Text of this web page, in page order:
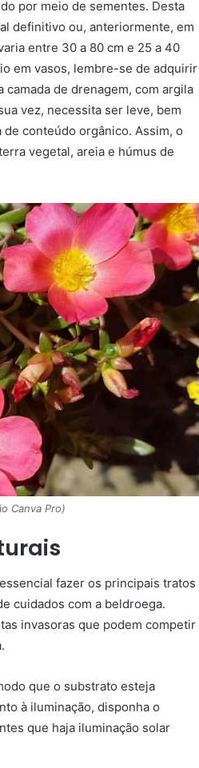
por meio de sementes. Desta
definitivo ou, anteriormente, em
entre 30 a 80 cm e 25 a 40
em vasos, lembre-se de adquirir
de drenagem, com argila
vez, necessita ser leve, bem
conteúdo orgânico. Assim, o
vegetal, areia e húmus de
Canva Pro)
fazer os principais tratos
cuidados com a beldroega.
invasoras que podem competir
que o substrato esteja
à iluminação, disponha o
que haja iluminação solar